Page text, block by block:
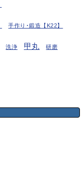
手作り･鍛造【K22】
洗浄 甲丸 研磨